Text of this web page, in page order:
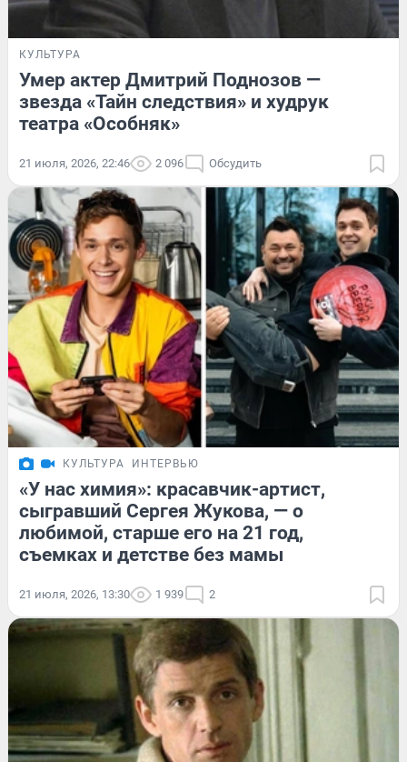
КУЛЬТУРА
Умер актер Дмитрий Поднозов —
звезда «Тайн следствия» и худрук
театра «Особняк»
21 июля, 2026, 22:46 2 096 Обсудить
КУЛЬТУРА ИНТЕРВЬЮ
«У нас химия»: красавчик-артист,
сыгравший Сергея Жукова, — о
любимой, старше его на 21 год,
съемках и детстве без мамы
21 июля, 2026, 13:30 1 939 2